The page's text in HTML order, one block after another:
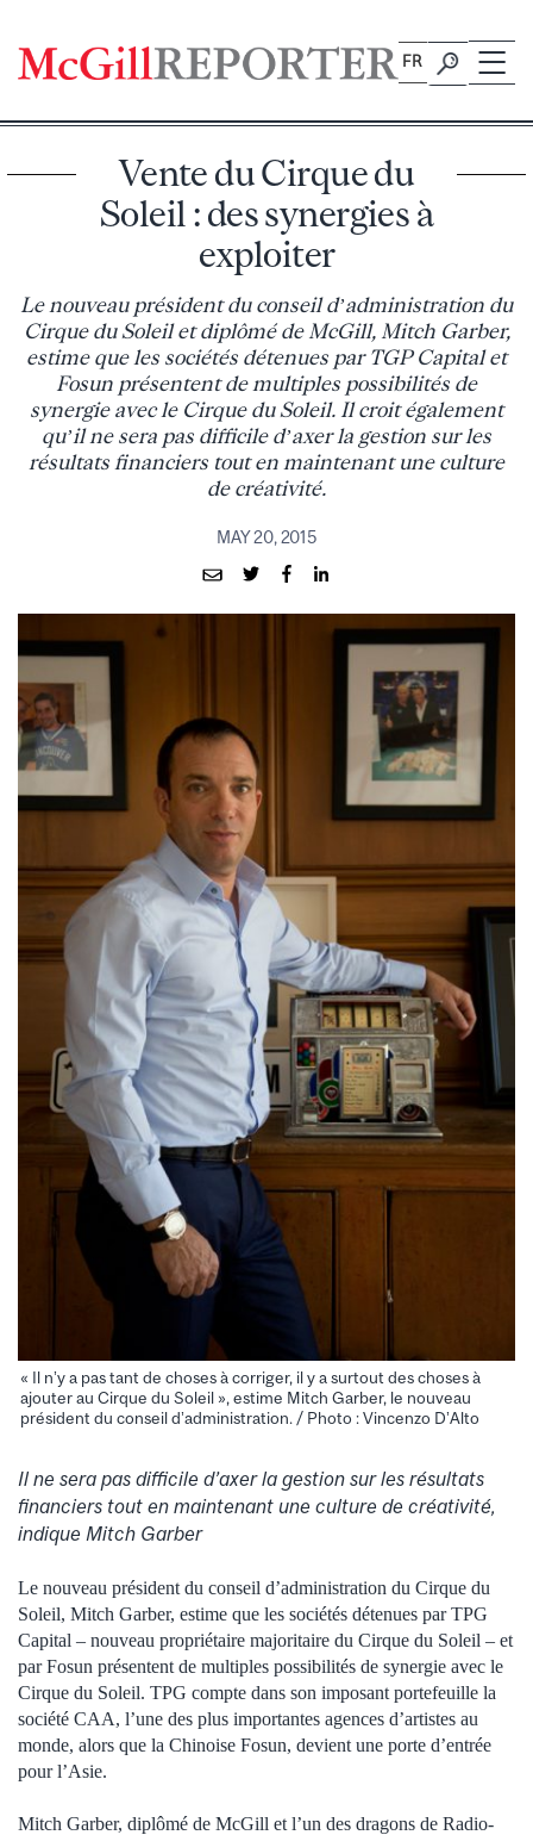
content
FR
Vente du Cirque du
Soleil : des synergies à
exploiter
Le nouveau président du conseil d’administration du
Cirque du Soleil et diplômé de McGill, Mitch Garber,
estime que les sociétés détenues par TGP Capital et
Fosun présentent de multiples possibilités de
synergie avec le Cirque du Soleil. Il croit également
qu’il ne sera pas difficile d’axer la gestion sur les
résultats financiers tout en maintenant une culture
de créativité.
MAY 20, 2015
« Il n’y a pas tant de choses à corriger, il y a surtout des choses à
ajouter au Cirque du Soleil », estime Mitch Garber, le nouveau
président du conseil d’administration. / Photo : Vincenzo D’Alto
Il ne sera pas difficile d’axer la gestion sur les résultats
financiers tout en maintenant une culture de créativité,
indique Mitch Garber
Le nouveau président du conseil d’administration du Cirque du
Soleil, Mitch Garber, estime que les sociétés détenues par TPG
Capital – nouveau propriétaire majoritaire du Cirque du Soleil – et
par Fosun présentent de multiples possibilités de synergie avec le
Cirque du Soleil. TPG compte dans son imposant portefeuille la
société CAA, l’une des plus importantes agences d’artistes au
monde, alors que la Chinoise Fosun, devient une porte d’entrée
pour l’Asie.
Mitch Garber, diplômé de McGill et l’un des dragons de Radio-